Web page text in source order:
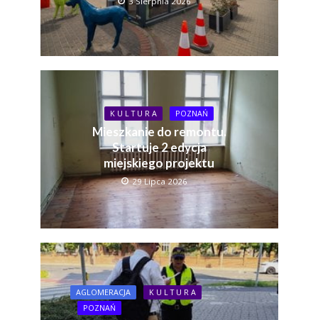
K U L T U R A POZNAŃ
Mieszkanie do remontu.
Startuje 2 edycja
miejskiego projektu
29 Lipca 2026
AGLOMERACJA
K U L T U R A
POZNAŃ